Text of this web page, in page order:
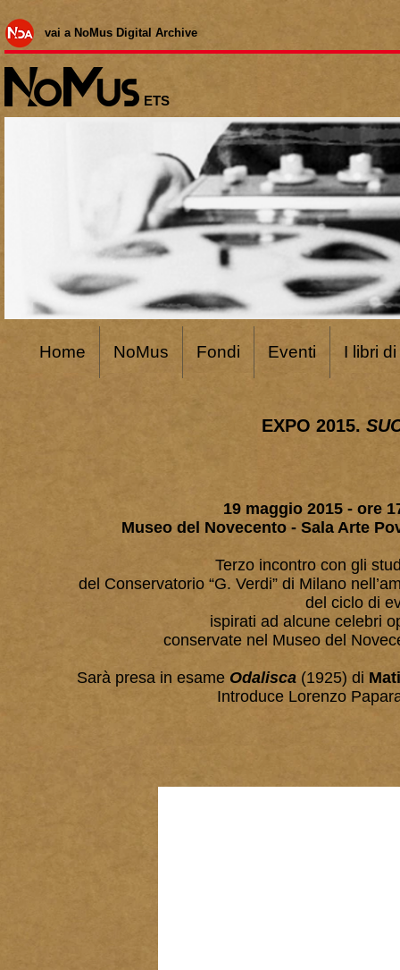
Home NoMus Fondi Eventi I libri
vai a NoMus Digital Archive
ETS
EXPO 2015.
19 maggio 2015 - ore
Museo del Novecento - Sala Arte
Terzo incontro con gli
del Conservatorio “G. Verdi” di Milano
del ciclo di
ispirati ad alcune celebri
conservate nel Museo del
Sarà presa in esame Odalisca (1925) di
Introduce Lorenzo